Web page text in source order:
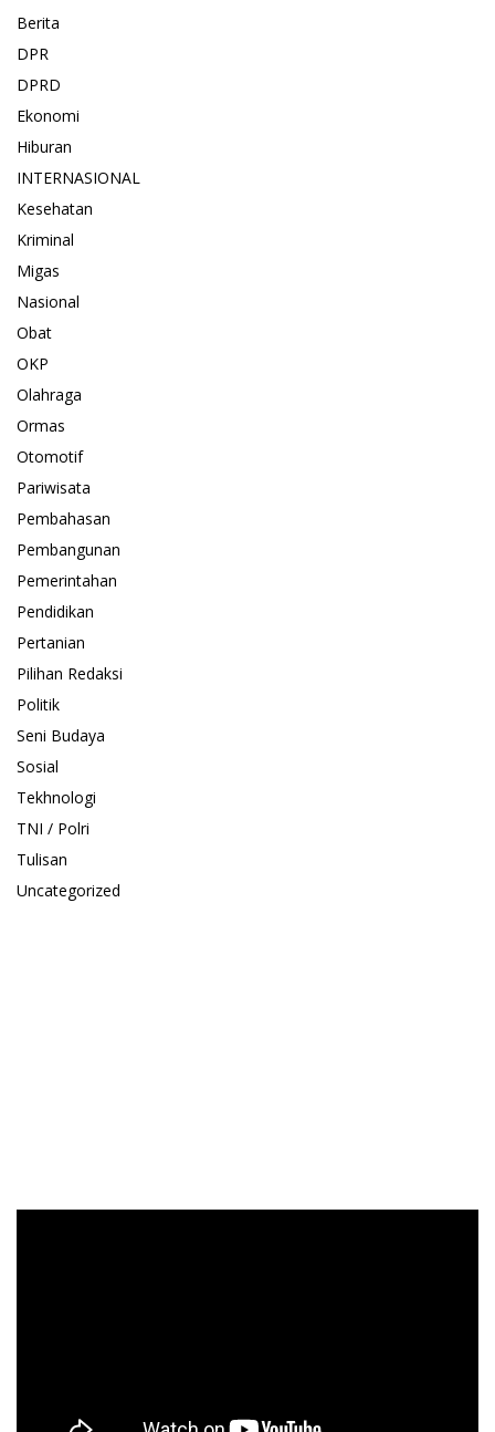
Berita
DPR
DPRD
Ekonomi
Hiburan
INTERNASIONAL
Kesehatan
Kriminal
Migas
Nasional
Obat
OKP
Olahraga
Ormas
Otomotif
Pariwisata
Pembahasan
Pembangunan
Pemerintahan
Pendidikan
Pertanian
Pilihan Redaksi
Politik
Seni Budaya
Sosial
Tekhnologi
TNI / Polri
Tulisan
Uncategorized